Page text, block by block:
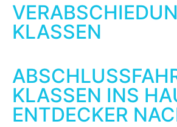
KLASSEN
KLASSEN INS
ENTDECKER